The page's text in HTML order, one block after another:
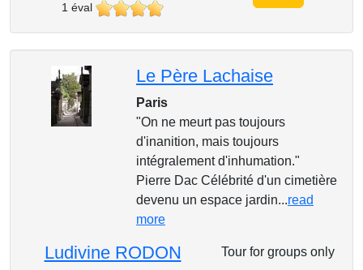
1 éval
Le Père Lachaise
Paris
"On ne meurt pas toujours
d'inanition, mais toujours
intégralement d'inhumation."
Pierre Dac Célébrité d'un cimetière
devenu un espace jardin...read
more
Ludivine RODON Tour for groups only